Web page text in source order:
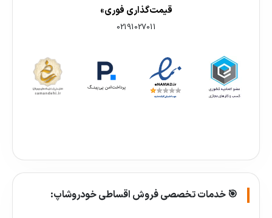
قیمت‌گذاری فوری»
02191027011
🎯 خدمات تخصصی فروش اقساطی خودروشاپ: